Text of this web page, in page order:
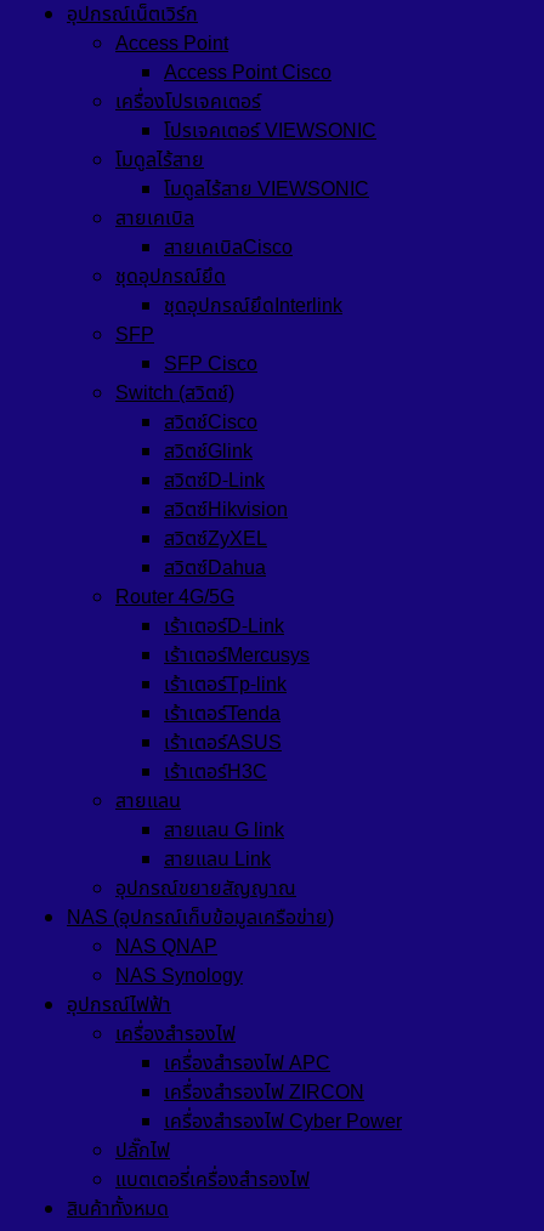
อุปกรณ์เน็ตเวิร์ก
Access Point
Access Point Cisco
เครื่องโปรเจคเตอร์
โปรเจคเตอร์ VIEWSONIC
โมดูลไร้สาย
โมดูลไร้สาย VIEWSONIC
สายเคเบิล
สายเคเบิลCisco
ชุดอุปกรณ์ยึด
ชุดอุปกรณ์ยึดInterlink
SFP
SFP Cisco
Switch (สวิตช์)
สวิตช์Cisco
สวิตช์Glink
สวิตซ์D-Link
สวิตซ์Hikvision
สวิตซ์ZyXEL
สวิตซ์Dahua
Router 4G/5G
เร้าเตอร์D-Link
เร้าเตอร์Mercusys
เร้าเตอร์Tp-link
เร้าเตอร์Tenda
เร้าเตอร์ASUS
เร้าเตอร์H3C
สายแลน
สายแลน G link
สายแลน Link
อุปกรณ์ขยายสัญญาณ
NAS (อุปกรณ์เก็บข้อมูลเครือข่าย)
NAS QNAP
NAS Synology
อุปกรณ์ไฟฟ้า
เครื่องสำรองไฟ
เครื่องสำรองไฟ APC
เครื่องสำรองไฟ ZIRCON
เครื่องสำรองไฟ Cyber Power
ปลั๊กไฟ
แบตเตอรี่เครื่องสำรองไฟ
สินค้าทั้งหมด